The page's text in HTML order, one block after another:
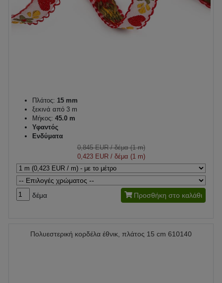
Πλάτος: 15 mm
ξεκινά από 3 m
Μήκος: 45.0 m
Υφαντός
Ενδύματα
0,845 EUR/ δέμα (1 m)
0,423 EUR/ δέμα (1 m)
δέμα Προσθήκη στο καλάθι
Πολυεστερική κορδέλα έθνικ, πλάτος 15 cm 610140